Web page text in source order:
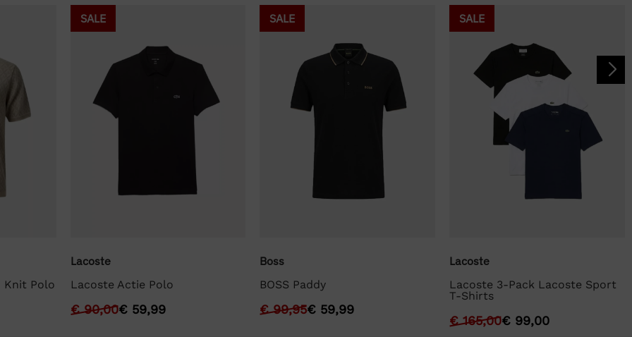
Knit Polo
SALE
Lacoste
Lacoste Actie Polo
€90,00€59,99
SALE
Boss
BOSS Paddy
€99,95€ 59,99
SALE
Lacoste
Lacoste 3-Pack Lacoste Sport
T-Shirts
€165,00€ 99,00